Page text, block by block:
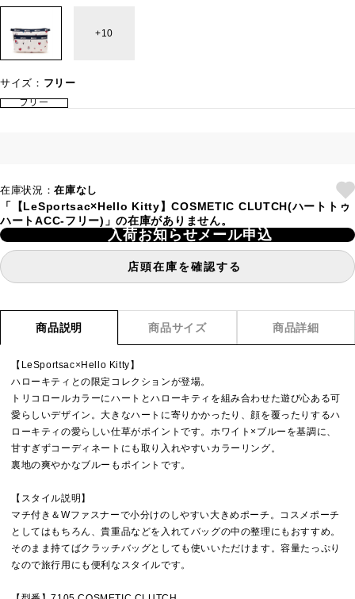
10
サイズ： フリー
フリー
在庫状況：在庫なし
「【LeSportsac×Hello Kitty】COSMETIC CLUTCH(ハートトゥ
ハートACC-フリー)」の在庫がありません。
入荷お知らせメール申込
店頭在庫を確認する
商品説明 商品サイズ 商品詳細
【LeSportsac×Hello Kitty】
ハローキティとの限定コレクションが登場。
トリコロールカラーにハートとハローキティを組み合わせた遊び心ある可
愛らしいデザイン。大きなハートに寄りかかったり、顔を覆ったりするハ
ローキティの愛らしい仕草がポイントです。ホワイト×ブルーを基調に、
甘すぎずコーディネートにも取り入れやすいカラーリング。
裏地の爽やかなブルーもポイントです。
【スタイル説明】
マチ付き＆Wファスナーで小分けのしやすい大きめポーチ。コスメポーチ
としてはもちろん、貴重品などを入れてバッグの中の整理にもおすすめ。
そのまま持てばクラッチバッグとしても使いいただけます。容量たっぷり
なので旅行用にも便利なスタイルです。